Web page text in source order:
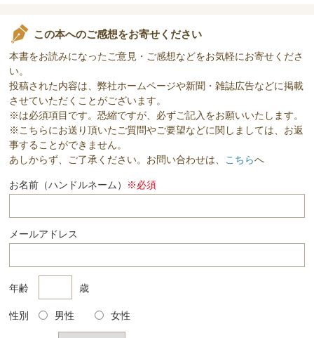
この本へのご感想をお寄せください
本書をお読みになったご意見・ご感想などをお気軽にお寄せくださ
い。
投稿された内容は、弊社ホームページや新聞・雑誌広告などに掲載
させていただくことがございます。
※は必須項目です。恐縮ですが、必ずご記入をお願いいたします。
※こちらにお送り頂いたご質問やご要望などに関しましては、お返
事することができません。
あしからず、ご了承ください。お問い合わせは、 こちらへ
お名前（ハンドルネーム） ※必須
メールアドレス
年齢 歳
性別 男性 女性